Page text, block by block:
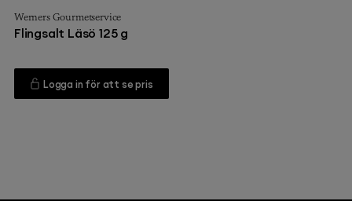
Werners Gourmetservice
Flingsalt Läsö 125 g
Logga in för att se pris